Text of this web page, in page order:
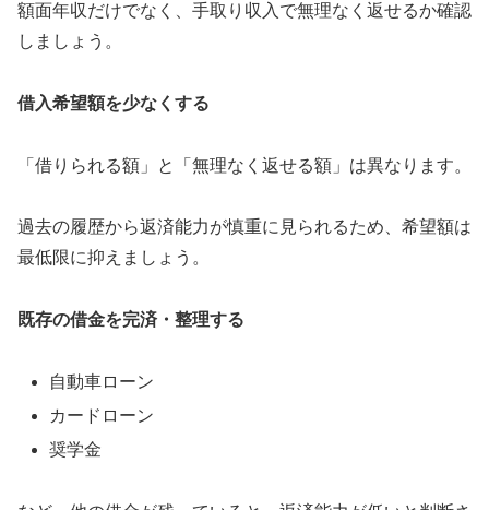
額面年収だけでなく、手取り収入で無理なく返せるか確認
しましょう。
借入希望額を少なくする
「借りられる額」と「無理なく返せる額」は異なります。
過去の履歴から返済能力が慎重に見られるため、希望額は
最低限に抑えましょう。
既存の借金を完済・整理する
自動車ローン
カードローン
奨学金